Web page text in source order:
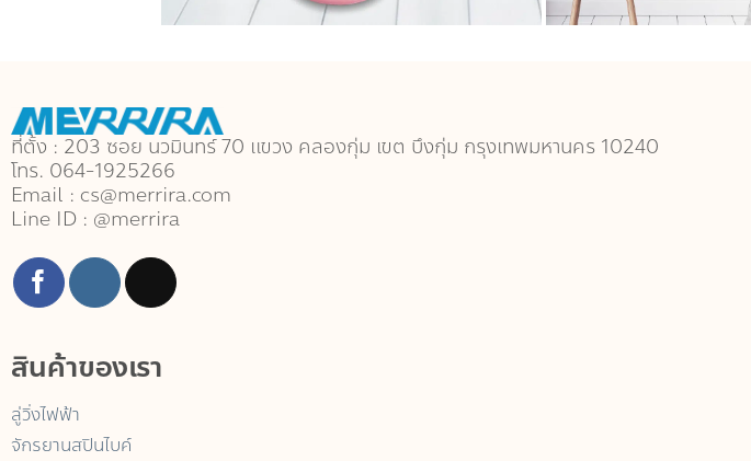
ที่ตั้ง : 203 ซอย นวมินทร์ 70 แขวง คลองกุ่ม เขต บึงกุ่ม กรุงเทพมหานคร 10240
โทร. 064-1925266
Email : cs@merrira.com
Line ID : @merrira
สินค้าของเรา
ลู่วิ่งไฟฟ้า
จักรยานสปินไบค์